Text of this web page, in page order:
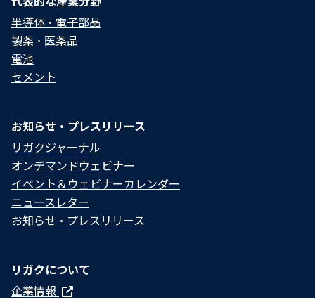
半導体・電子部品
製薬・医薬品
電池
セメント
お知らせ・プレスリリース
リガクジャーナル
オンデマンドウェビナー
イベント＆ウェビナーカレンダー
ニュースレター
お知らせ・プレスリリース
リガクについて
企業情報